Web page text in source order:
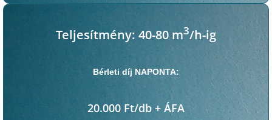
Teljesítmény: 40-80 m3/h-ig
Bérleti díj NAPONTA:
20.000 Ft/db + ÁFA